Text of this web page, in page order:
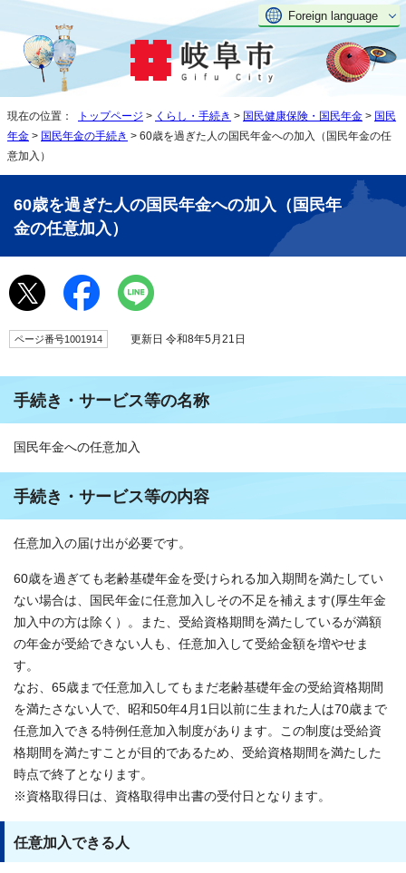
Foreign language
現在の位置： トップページ > くらし・手続き > 国民健康保険・国民年金 > 国民
年金 > 国民年金の手続き > 60歳を過ぎた人の国民年金への加入（国民年金の任
意加入）
60歳を過ぎた人の国民年金への加入（国民年
金の任意加入）
ページ番号1001914 更新日 令和8年5月21日
手続き・サービス等の名称
国民年金への任意加入
手続き・サービス等の内容
任意加入の届け出が必要です。
60歳を過ぎても老齢基礎年金を受けられる加入期間を満たしてい
ない場合は、国民年金に任意加入しその不足を補えます(厚生年金
加入中の方は除く）。また、受給資格期間を満たしているが満額
の年金が受給できない人も、任意加入して受給金額を増やせま
す。
なお、65歳まで任意加入してもまだ老齢基礎年金の受給資格期間
を満たさない人で、昭和50年4月1日以前に生まれた人は70歳まで
任意加入できる特例任意加入制度があります。この制度は受給資
格期間を満たすことが目的であるため、受給資格期間を満たした
時点で終了となります。
※資格取得日は、資格取得申出書の受付日となります。
任意加入できる人